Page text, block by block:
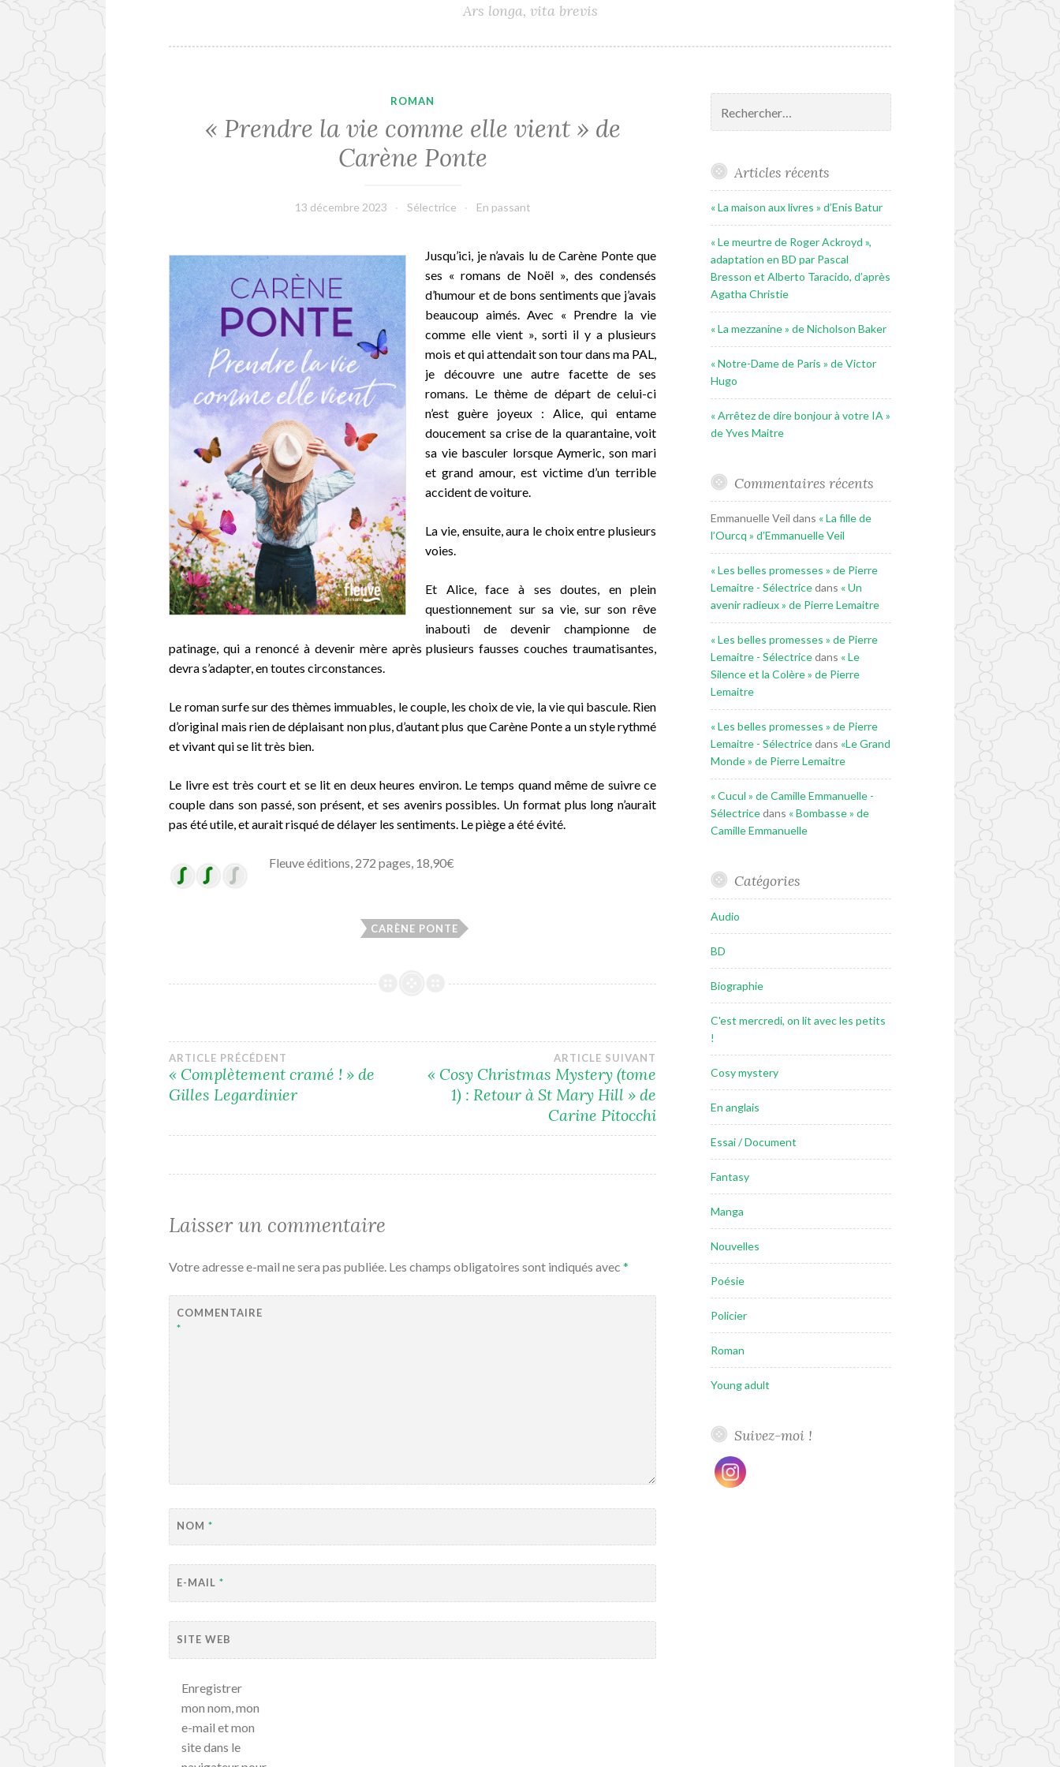
Ars longa, vita brevis
ROMAN
« Prendre la vie comme elle vient » de
Carène Ponte
13 décembre 2023 Sélectrice En passant
Jusqu’ici, je n’avais lu de Carène Ponte que
ses « romans de Noël », des condensés
d’humour et de bons sentiments que j’avais
beaucoup aimés. Avec « Prendre la vie
comme elle vient », sorti il y a plusieurs
mois et qui attendait son tour dans ma PAL,
je découvre une autre facette de ses
romans. Le thème de départ de celui-ci
n’est guère joyeux : Alice, qui entame
doucement sa crise de la quarantaine, voit
sa vie basculer lorsque Aymeric, son mari
et grand amour, est victime d’un terrible
accident de voiture.
La vie, ensuite, aura le choix entre plusieurs
voies.
Et Alice, face à ses doutes, en plein
questionnement sur sa vie, sur son rêve
inabouti de devenir championne de
patinage, qui a renoncé à devenir mère après plusieurs fausses couches traumatisantes,
devra s’adapter, en toutes circonstances.
Le roman surfe sur des thèmes immuables, le couple, les choix de vie, la vie qui bascule. Rien
d’original mais rien de déplaisant non plus, d’autant plus que Carène Ponte a un style rythmé
et vivant qui se lit très bien.
Le livre est très court et se lit en deux heures environ. Le temps quand même de suivre ce
couple dans son passé, son présent, et ses avenirs possibles. Un format plus long n’aurait
pas été utile, et aurait risqué de délayer les sentiments. Le piège a été évité.
Fleuve éditions, 272 pages, 18,90€
CARÈNE PONTE
Navigation
de
l’article
ARTICLE PRÉCÉDENT
« Complètement cramé ! » de
Gilles Legardinier
ARTICLE SUIVANT
« Cosy Christmas Mystery (tome
1) : Retour à St Mary Hill » de
Carine Pitocchi
Laisser un commentaire
Votre adresse e-mail ne sera pas publiée. Les champs obligatoires sont indiqués avec*
COMMENTAIRE
*
NOM*
E-MAIL*
SITE WEB
Enregistrer
mon nom, mon
e-mail et mon
site dans le
Articles récents
« La maison aux livres » d’Enis Batur
« Le meurtre de Roger Ackroyd »,
adaptation en BD par Pascal
Bresson et Alberto Taracido, d’après
Agatha Christie
« La mezzanine » de Nicholson Baker
« Notre-Dame de Paris » de Victor
Hugo
« Arrêtez de dire bonjour à votre IA »
de Yves Maitre
Commentaires récents
Emmanuelle Veil dans « La fille de
l’Ourcq » d’Emmanuelle Veil
« Les belles promesses » de Pierre
Lemaitre - Sélectricedans « Un
avenir radieux » de Pierre Lemaitre
« Les belles promesses » de Pierre
Lemaitre - Sélectricedans « Le
Silence et la Colère » de Pierre
Lemaitre
« Les belles promesses » de Pierre
Lemaitre - Sélectricedans «Le Grand
Monde » de Pierre Lemaitre
« Cucul » de Camille Emmanuelle -
Sélectricedans « Bombasse » de
Camille Emmanuelle
Catégories
Audio
BD
Biographie
C'est mercredi, on lit avec les petits
!
Cosy mystery
En anglais
Essai / Document
Fantasy
Manga
Nouvelles
Poésie
Policier
Roman
Young adult
Suivez-moi !